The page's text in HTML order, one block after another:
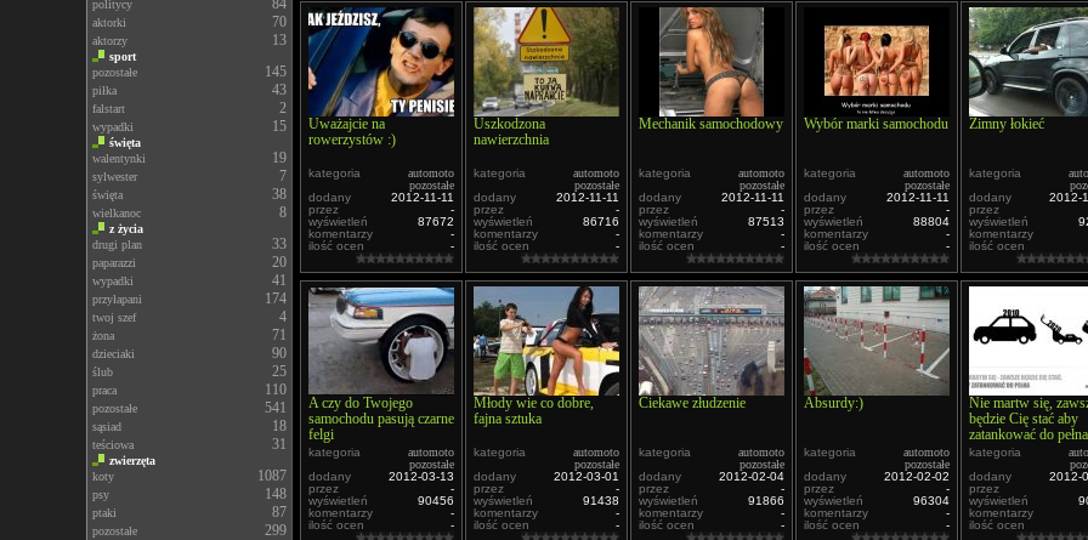
politycy 84
aktorki 70
aktorzy 13
sport
pozostałe
145
piłka 43
falstart 2
wypadki 15
święta
walentynki
19
sylwester 7
święta 38
wielkanoc 8
z życia
drugi plan
33
paparazzi 20
wypadki 41
przyłapani 174
twoj szef 4
żona 71
dzieciaki 90
ślub 25
praca 110
pozostałe 541
sąsiad 18
teściowa 31
zwierzęta
koty
1087
psy 148
ptaki 87
pozostałe 299
Uważajcie na
rowerzystów :)
kategoria
automoto
pozostałe
dodany
2012-11-11
przez
-
wyświetleń
87672
komentarzy
-
ilość ocen
-
Uszkodzona
nawierzchnia
kategoria
automoto
pozostałe
dodany
2012-11-11
przez
-
wyświetleń
86716
komentarzy
-
ilość ocen
-
Mechanik samochodowy
kategoria
automoto
pozostałe
dodany
2012-11-11
przez
-
wyświetleń
87513
komentarzy
-
ilość ocen
-
Wybór marki samochodu
kategoria
automoto
pozostałe
dodany
2012-11-11
przez
-
wyświetleń
88804
komentarzy
-
ilość ocen
-
Zimny łokieć
kategoria
dodany
2012-
przez
wyświetleń
komentarzy
ilość ocen
A czy do Twojego
samochodu pasują czarne
felgi
kategoria
automoto
pozostałe
dodany
2012-03-13
przez
-
wyświetleń
90456
komentarzy
-
ilość ocen
-
Młody wie co dobre,
fajna sztuka
kategoria
automoto
pozostałe
dodany
2012-03-01
przez
-
wyświetleń
91438
komentarzy
-
ilość ocen
-
Ciekawe złudzenie
kategoria
automoto
pozostałe
dodany
2012-02-04
przez
-
wyświetleń
91866
komentarzy
-
ilość ocen
-
Absurdy:)
kategoria
automoto
pozostałe
dodany
2012-02-02
przez
-
wyświetleń
96304
komentarzy
-
ilość ocen
-
Nie martw się,
będzie Cię stać aby
zatankować do pełna
kategoria
dodany
2012-
przez
wyświetleń
komentarzy
ilość ocen